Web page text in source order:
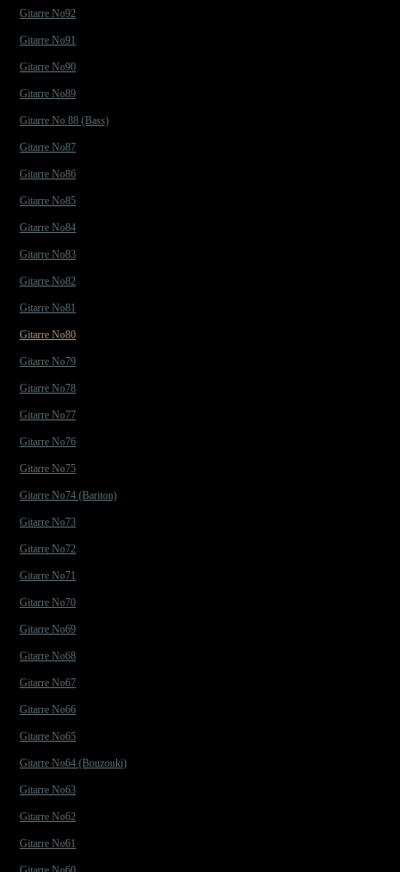
Gitarre No92
Gitarre No91
Gitarre No90
Gitarre No89
Gitarre No 88 (Bass)
Gitarre No87
Gitarre No86
Gitarre No85
Gitarre No84
Gitarre No83
Gitarre No82
Gitarre No81
Gitarre No80
Gitarre No79
Gitarre No78
Gitarre No77
Gitarre No76
Gitarre No75
Gitarre No74 (Bariton)
Gitarre No73
Gitarre No72
Gitarre No71
Gitarre No70
Gitarre No69
Gitarre No68
Gitarre No67
Gitarre No66
Gitarre No65
Gitarre No64 (Bouzouki)
Gitarre No63
Gitarre No62
Gitarre No61